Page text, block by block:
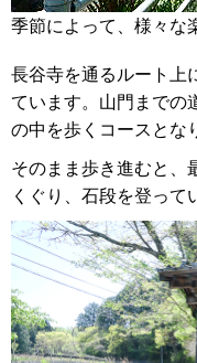
季節によって、様々な
長谷寺を通るルート上
ています。山門までの
の中を歩くコースとな
そのまま歩き進むと、
くぐり、石段を登って